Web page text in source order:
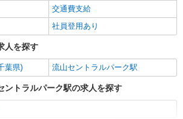
詳細を見る
ーパーマーケットでの惣菜ベーカリースタッ
＜パート＞ 時給1270円〜／16時以降時給1370
交通費支給
社員登用あり
人を探す
葉県) 流山セントラルパーク駅
ントラルパーク駅の求人を探す